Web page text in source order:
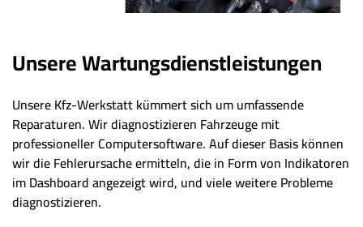
Unsere Wartungsdienstleistungen
Unsere Kfz-Werkstatt kümmert sich um umfassende
Reparaturen. Wir diagnostizieren Fahrzeuge mit
professioneller Computersoftware. Auf dieser Basis können
wir die Fehlerursache ermitteln, die in Form von Indikatoren
im Dashboard angezeigt wird, und viele weitere Probleme
diagnostizieren.